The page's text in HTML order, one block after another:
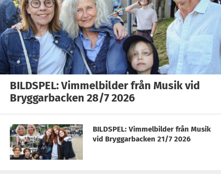
BILDSPEL: Vimmelbilder från Musik vid
Bryggarbacken 28/7 2026
BILDSPEL: Vimmelbilder från Musik
vid Bryggarbacken 21/7 2026